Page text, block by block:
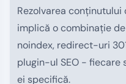
Rezolvarea
implică o combinație
noindex, redirect-uri
plugin-ul SEO - fiecare
ei specifică.